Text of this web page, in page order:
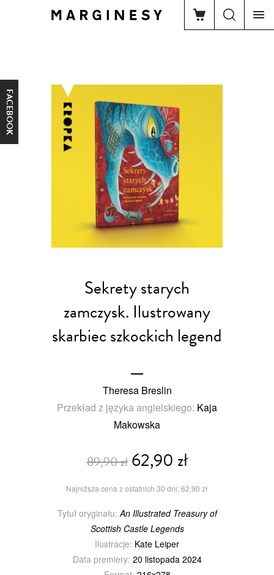
FACEBOOK
Sekrety starych
zamczysk. Ilustrowany
skarbiec szkockich legend
Theresa Breslin
Przekład z języka angielskiego: Kaja
Makowska
89,90 zł62,90 zł
Najniższa cena z ostatnich 30 dni: 62,90 zł
Tytuł oryginału: An Illustrated Treasury of
Scottish Castle Legends
Ilustracje: Kate Leiper
Data premiery: 20 listopada 2024